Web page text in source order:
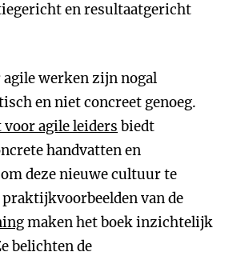
en resultaatgericht
agile werken zijn nogal
en niet concreet genoeg.
agile leiders biedt
handvatten en
deze nieuwe cultuur te
van de
maken het boek inzichtelijk
belichten de